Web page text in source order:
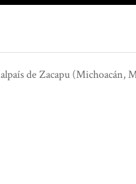
de Zacapu (Michoacán,